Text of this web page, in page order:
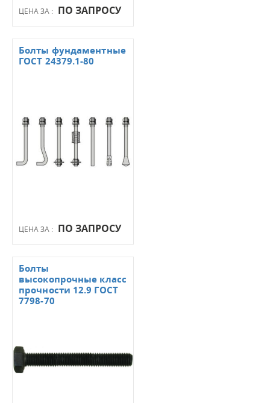
ЦЕНА ЗА : ПО ЗАПРОСУ
ЦЕНА ЗА : ПО ЗАПРОСУ
Болты фундаментные
ГОСТ 24379.1-80
Болты
высокопрочные класс
прочности 12.9 ГОСТ
7798-70